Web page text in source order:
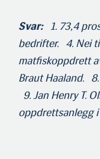
Svar: 1. 73,4
bedrifter. 4. Nei
matfiskoppdrett
Braut Haaland.
9. Jan Henry T.
oppdrettsanlegg i